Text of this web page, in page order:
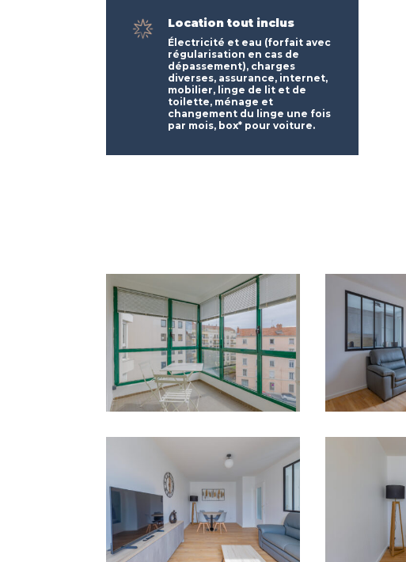
Location tout inclus
Électricité et eau (forfait avec
régularisation en cas de
dépassement), charges
diverses, assurance, internet,
mobilier, linge de lit et de
toilette, ménage et
changement du linge une fois
par mois, box* pour voiture.